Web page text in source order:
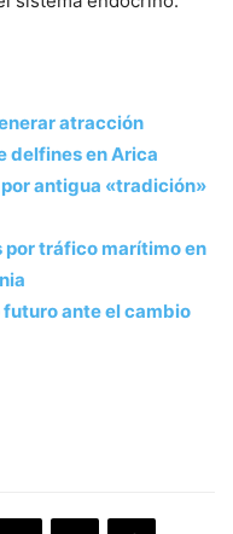
atracción
delfines en Arica
antigua «tradición»
por tráfico marítimo en
ante el cambio